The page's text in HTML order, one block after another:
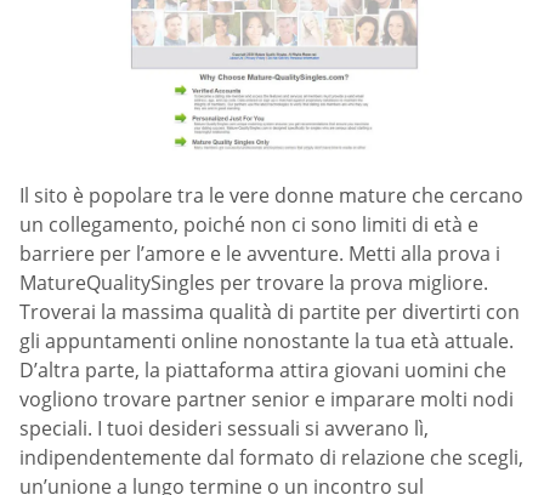
Il sito è popolare tra le vere donne mature che cercano
un collegamento, poiché non ci sono limiti di età e
barriere per l’amore e le avventure. Metti alla prova i
MatureQualitySingles per trovare la prova migliore.
Troverai la massima qualità di partite per divertirti con
gli appuntamenti online nonostante la tua età attuale.
D’altra parte, la piattaforma attira giovani uomini che
vogliono trovare partner senior e imparare molti nodi
speciali. I tuoi desideri sessuali si avverano lì,
indipendentemente dal formato di relazione che scegli,
un’unione a lungo termine o un incontro sul